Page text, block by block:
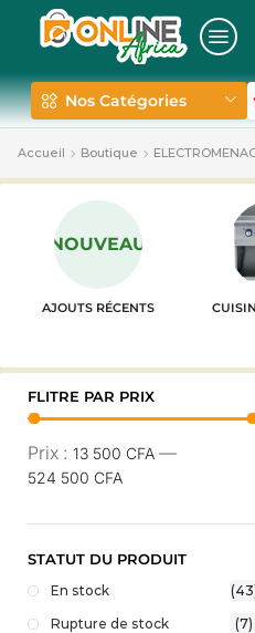
Nos Catégories
Accueil Boutique
NOUVEAU
AJOUTS RÉCENTS
FLITRE PAR PRIX
Prix : 13 500 CFA —
524 500 CFA
STATUT DU PRODUIT
En stock
Rupture de stock
(7)